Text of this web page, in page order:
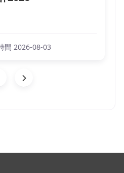
間 2026-08-03